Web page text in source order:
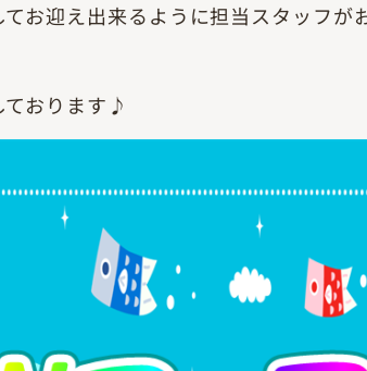
お迎え出来るように担当スタッフ
ております♪